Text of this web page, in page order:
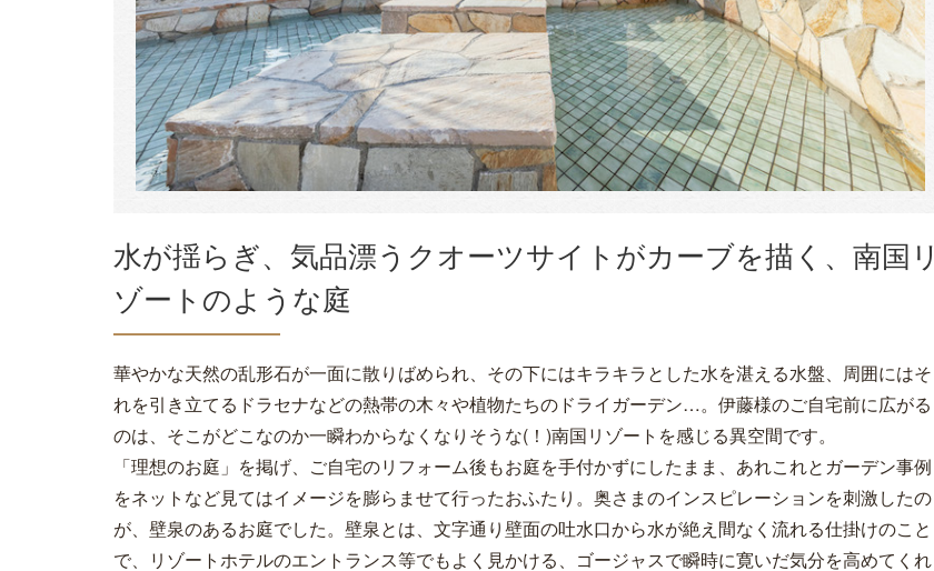
水が揺らぎ、気品漂うクオーツサイトがカーブを描く、南国リ
ゾートのような庭
華やかな天然の乱形石が一面に散りばめられ、その下にはキラキラとした水を湛える水盤、周囲にはそ
れを引き立てるドラセナなどの熱帯の木々や植物たちのドライガーデン…。伊藤様のご自宅前に広がる
のは、そこがどこなのか一瞬わからなくなりそうな(！)南国リゾートを感じる異空間です。
「理想のお庭」を掲げ、ご自宅のリフォーム後もお庭を手付かずにしたまま、あれこれとガーデン事例
をネットなど見てはイメージを膨らませて行ったおふたり。奥さまのインスピレーションを刺激したの
が、壁泉のあるお庭でした。壁泉とは、文字通り壁面の吐水口から水が絶え間なく流れる仕掛けのこと
で、リゾートホテルのエントランス等でもよく見かける、ゴージャスで瞬時に寛いだ気分を高めてくれ